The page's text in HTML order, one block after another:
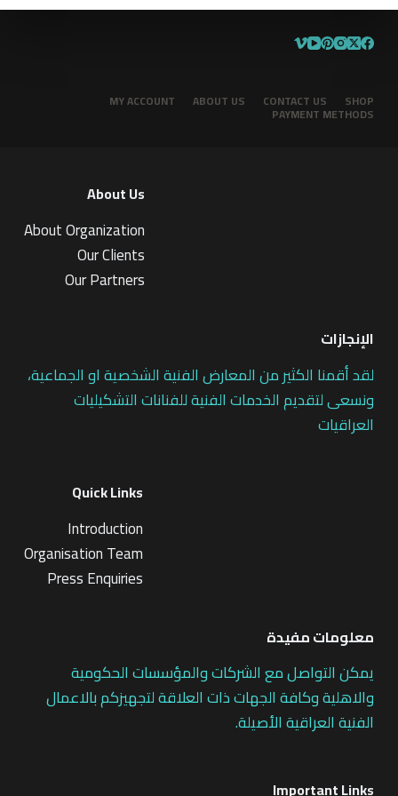
SHOP
CONTACT US
ABOUT US
MY ACCOUNT
PAYMENT METHODS
About Us
About Organization
Our Clients
Our Partners
الإنجازات
لقد أقمنا الكثير من المعارض الفنية الشخصية او الجماعية،
ونسعى لتقديم الخدمات الفنية للفنانات التشكيليات
العراقيات
Quick Links
Introduction
Organisation Team
Press Enquiries
معلومات مفيدة
يمكن التواصل مع الشركات والمؤسسات الحكومية
والاهلية وكافة الجهات ذات العلاقة لتجهيزكم بالاعمال
الفنية العراقية الأصيلة.
Important Links